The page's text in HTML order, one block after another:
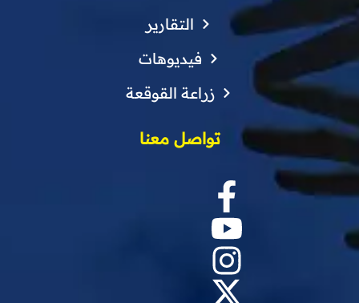
التقارير
فيديوهات
زراعة القوقعة
تواصل معنا